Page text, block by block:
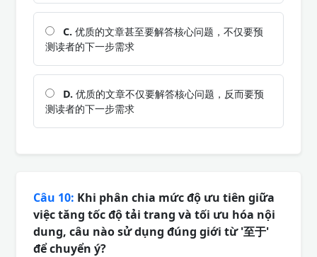
C. 优质的文章甚至要解答核心问题，不仅要预
测读者的下一步需求
D. 优质的文章不仅要解答核心问题，反而要预
测读者的下一步需求
Câu 10: Khi phân chia mức độ ưu tiên giữa
việc tăng tốc độ tải trang và tối ưu hóa nội
dung, câu nào sử dụng đúng giới từ '至于'
để chuyển ý?